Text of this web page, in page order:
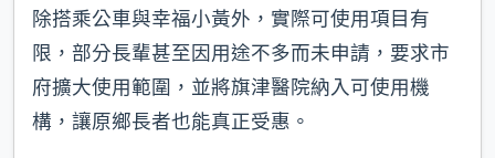
除搭乘公車與幸福小黃外，實際可使用項目有
限，部分長輩甚至因用途不多而未申請，要求市
府擴大使用範圍，並將旗津醫院納入可使用機
構，讓原鄉長者也能真正受惠。